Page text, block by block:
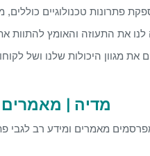
טכנולוגיים כוללים,
לנו את התעוזה והאומץ
את מגוון היכולות שלנו ושל
מדיה | מאמרים
מאמרים ומידע רב